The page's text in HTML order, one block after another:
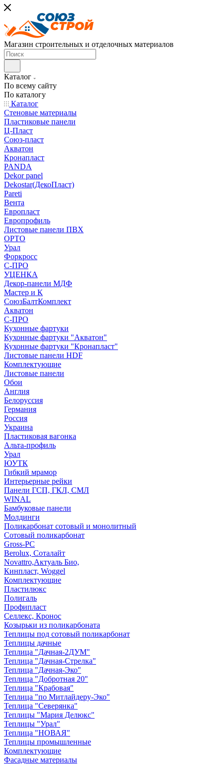
Магазин строительных и отделочных материалов
Каталог
По всему сайту
По каталогу
Каталог
Стеновые материалы
Пластиковые панели
Ц-Пласт
Союз-пласт
Акватон
Кронапласт
PANDA
Dekor panel
Dekostar(ДекоПласт)
Pareti
Вента
Европласт
Европрофиль
Листовые панели ПВХ
ОРТО
Урал
Форкросс
С-ПРО
УЦЕНКА
Декор-панели МДФ
Мастер и К
СоюзБалтКомплект
Акватон
С-ПРО
Кухонные фартуки
Кухонные фартуки "Акватон"
Кухонные фартуки "Кронапласт"
Листовые панели HDF
Комплектующие
Листовые панели
Обои
Англия
Белоруссия
Германия
Россия
Украина
Пластиковая вагонка
Альта-профиль
Урал
ЮУТК
Гибкий мрамор
Интерьерные рейки
Панели ГСП, ГКЛ, СМЛ
WINAL
Бамбуковые панели
Молдинги
Поликарбонат сотовый и монолитный
Сотовый поликарбонат
Gross-PC
Berolux, Соталайт
Novattro,Актуаль Био,
Кинпласт, Woggel
Комплектующие
Пластилюкс
Полигаль
Профипласт
Селлекс, Кронос
Козырьки из поликарбоната
Теплицы под сотовый поликарбонат
Теплицы дачные
Теплица "Дачная-2ДУМ"
Теплица "Дачная-Стрелка"
Теплица "Дачная-Эко"
Теплица "Добротная 20"
Теплица "Крабовая"
Теплица "по Митлайдеру-Эко"
Теплица "Северянка"
Теплицы "Мария Делюкс"
Теплицы "Урал"
Теплица "НОВАЯ"
Теплицы промышленные
Комплектующие
Фасадные материалы